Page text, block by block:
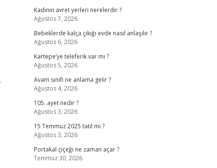
Kadının avret yerleri nerelerdir ?
Ağustos 7, 2026
Bebeklerde kalça çıkığı evde nasıl anlaşılır ?
Ağustos 6, 2026
Kartepe’ye teleferik var mı ?
Ağustos 5, 2026
Avam sınıfı ne anlama gelir ?
Ağustos 4, 2026
105. ayet nedir ?
Ağustos 3, 2026
15 Temmuz 2025 tatil mi ?
Ağustos 3, 2026
Portakal çiçeği ne zaman açar ?
Temmuz 30, 2026